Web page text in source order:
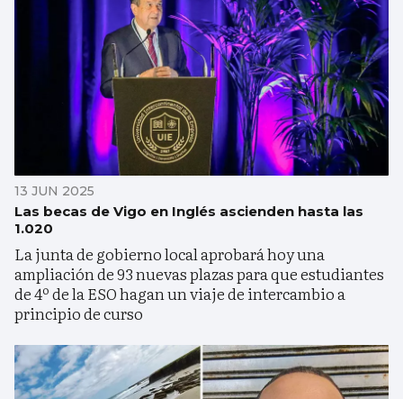
13 JUN 2025
Las becas de Vigo en Inglés ascienden hasta las
1.020
La junta de gobierno local aprobará hoy una
ampliación de 93 nuevas plazas para que estudiantes
de 4º de la ESO hagan un viaje de intercambio a
principio de curso